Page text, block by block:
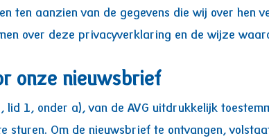
ten aanzien van de gegevens die wij over hen
over deze privacyverklaring en de wijze
onze nieuwsbrief
lid 1, onder a), van de AVG uitdrukkelijk
sturen. Om de nieuwsbrief te ontvangen,